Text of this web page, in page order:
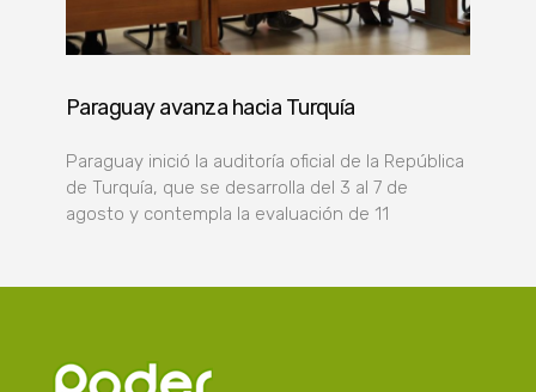
Paraguay avanza hacia Turquía
Paraguay inició la auditoría oficial de la República
de Turquía, que se desarrolla del 3 al 7 de
agosto y contempla la evaluación de 11